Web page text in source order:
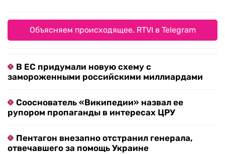
Объясняем происходящее. RTVI в Telegram
В ЕС придумали новую схему с
замороженными российскими миллиардами
Сооснователь «Википедии» назвал ее
рупором пропаганды в интересах ЦРУ
Пентагон внезапно отстранил генерала,
отвечавшего за помощь Украине